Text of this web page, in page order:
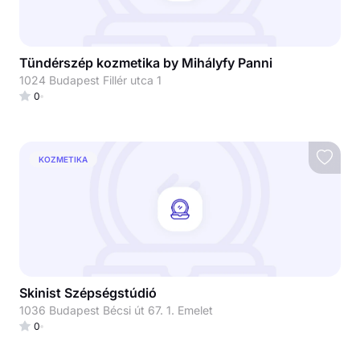
Tündérszép kozmetika by Mihályfy Panni
1024 Budapest Fillér utca 1
0
KOZMETIKA
Skinist Szépségstúdió
1036 Budapest Bécsi út 67. 1. Emelet
0